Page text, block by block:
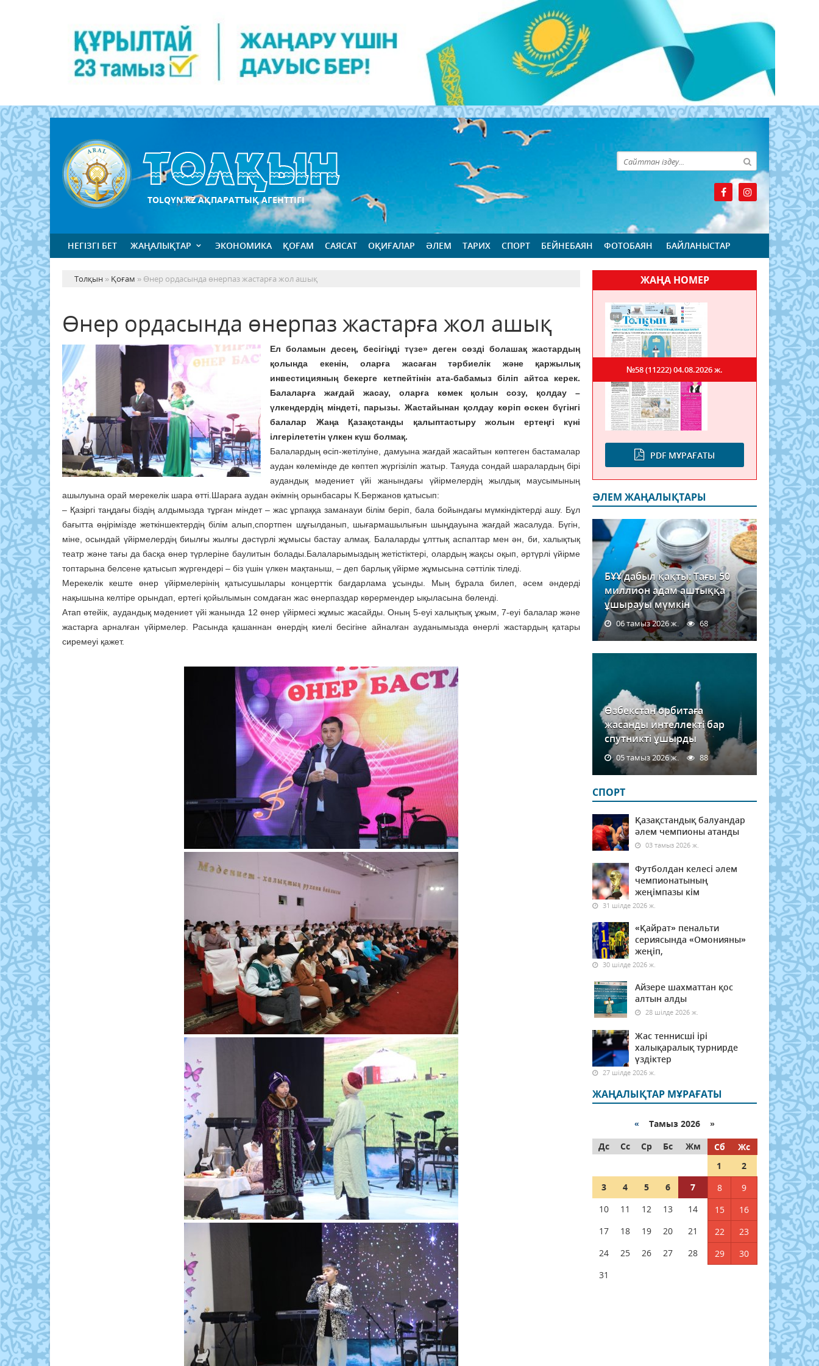
TOLQYN.KZ АҚПАРАТТЫҚ АГЕНТТІГІ
НЕГІЗГІ БЕТ ЖАҢАЛЫҚТАР ЭКОНОМИКА ҚОҒАМ САЯСАТ ОҚИҒАЛАР ӘЛЕМ ТАРИХ СПОРТ БЕЙНЕБАЯН ФОТОБАЯН БАЙЛАНЫСТАР
Толқын » Қоғам » Өнер ордасында өнерпаз жастарға жол ашық
Өнер ордасында өнерпаз жастарға жол ашық
Ел боламын десең, бесігіңді түзе» деген сөзді болашақ жастардың
қолында екенін, оларға жасаған тәрбиелік және қаржылық
инвестицияның бекерге кет­пейтінін ата-бабамыз біліп айтса керек.
Балаларға жағдай жасау, оларға көмек қолын созу, қолдау –
үлкендердің міндеті, парызы. Жастайынан қолдау көріп өскен бүгінгі
балалар Жаңа Қазақстанды қалыптастыру жолын ертеңгі күні
ілгерілететін үлкен күш болмақ.
Балалардың өсіп-жетілуіне, дамуына жағдай жасайтын көптеген бастамалар
аудан көлемінде де көптеп жүргізіліп жатыр. Таяуда сондай шаралардың бірі
аудандық мәдениет үйі жанындағы үйірмелердің жылдық маусымының
ашылуына орай мерекелік шара өтті.Шараға аудан әкімнің орынбасары К.Бержанов қатысып:
– Қазіргі таңдағы біздің алдымызда тұрған міндет – жас ұрпаққа заманауи білім беріп, бала бойындағы мүмкіндіктерді ашу. Бұл
бағытта өңірімізде жеткіншектердің білім алып,спортпен шұғылданып, шығармашылығын шыңдауына жағдай жасалуда. Бүгін,
міне, осындай үйірмелердің биылғы жылғы дәстүрлі жұмысы бастау алмақ. Балаларды ұлттық аспаптар мен ән, би, халықтық
театр және тағы да басқа өнер түрлеріне баулитын болады.Балаларымыздың жетістіктері, олардың жақсы оқып, әртүрлі үйірме
топтарына белсене қатысып жүргендері – біз үшін үлкен мақтаныш, – деп барлық үйірме жұмысына сәттілік тіледі.
Мерекелік кеште өнер үйірмелерінің қатысушылары концерттік бағдарлама ұсынды. Мың бұрала билеп, әсем әндерді
нақышына келтіре орындап, ертегі қойылымын сомдаған жас өнерпаздар көрермендер ықыласына бөленді.
Атап өтейік, аудандық мәдениет үйі жанында 12 өнер үйірмесі жұмыс жасайды. Оның 5-еуі халықтық ұжым, 7-еуі балалар және
жастарға арналған үйірмелер. Расында қашаннан өнердің киелі бесігіне айналған ауданымызда өнерлі жастардың қатары
сиремеуі қажет.
ЖАҢА НОМЕР
PDF МҰРАҒАТЫ
№58 (11222)04.08.2026 ж.
ӘЛЕМ ЖАҢАЛЫҚТАРЫ
БҰҰ дабыл қақты: Тағы 50
миллион адам аштыққа
ұшырауы мүмкін
06 тамыз 2026 ж. 68
Өзбекстан орбитаға
жасанды интеллекті бар
спутникті ұшырды
05 тамыз 2026 ж. 88
СПОРТ
Қазақстандық балуандар
әлем чемпионы атанды
03 тамыз 2026 ж.
Футболдан келесі әлем
чемпионатының
жеңімпазы кім
31 шілде 2026 ж.
«Қайрат» пенальти
сериясында «Омонияны»
жеңіп,
30 шілде 2026 ж.
Айзере шахматтан қос
алтын алды
28 шілде 2026 ж.
Жас теннисші ірі
халықаралық турнирде
үздіктер
27 шілде 2026 ж.
ЖАҢАЛЫҚТАР МҰРАҒАТЫ
« Тамыз 2026 »
Дс
Сс Ср Бс Жм Сб
Жс
1
2
3
4 5 6 7 8
9
10
11 12 13 14 15
16
17
18 19 20 21 22
23
24
25 26 27 28 29
30
31